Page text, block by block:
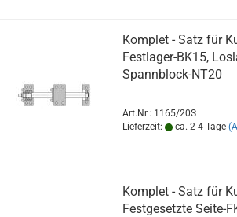
Komplet - Satz für
Festlager-BK15,
Spannblock-NT20
Art.Nr.: 1165/20S
Lieferzeit:
ca. 2-4 Tage
Komplet - Satz für
Festgesetzte Seite-